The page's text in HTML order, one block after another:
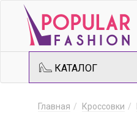
КАТАЛОГ
Главная Кроссовки